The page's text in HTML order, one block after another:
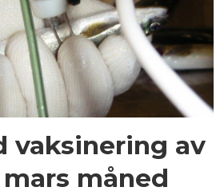
vaksinering av
måned